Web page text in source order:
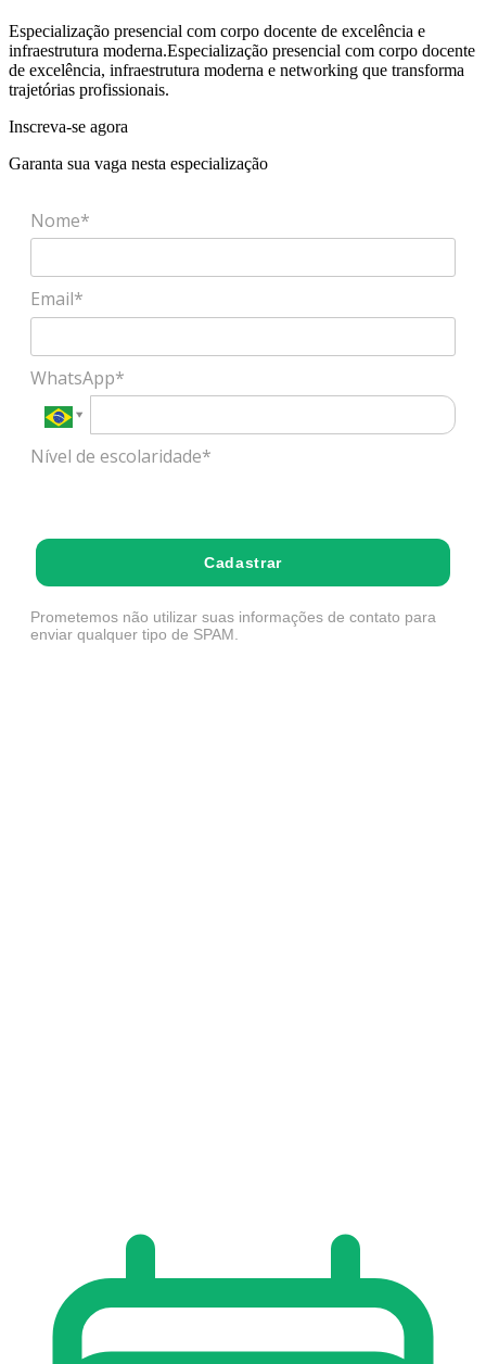
Especialização presencial com corpo docente de excelência e
infraestrutura moderna.Especialização presencial com corpo docente
de excelência, infraestrutura moderna e networking que transforma
trajetórias profissionais.
Inscreva-se agora
Garanta sua vaga nesta especialização
Nome*
Email*
WhatsApp*
Nível de escolaridade*
Cadastrar
Prometemos não utilizar suas informações de contato para
enviar qualquer tipo de SPAM.